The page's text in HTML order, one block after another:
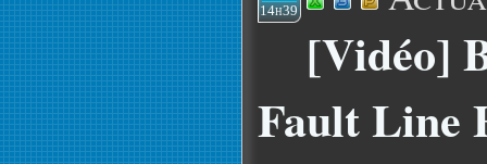
14h39
[Vidéo]
Fault Line